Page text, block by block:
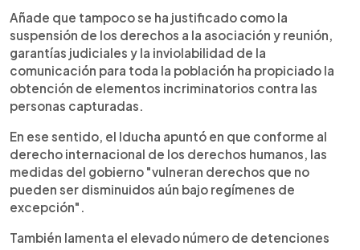
Añade que tampoco se ha justificado como la
suspensión de los derechos a la asociación y reunión,
garantías judiciales y la inviolabilidad de la
comunicación para toda la población ha propiciado la
obtención de elementos incriminatorios contra las
personas capturadas.
En ese sentido, el Iducha apuntó en que conforme al
derecho internacional de los derechos humanos, las
medidas del gobierno "vulneran derechos que no
pueden ser disminuidos aún bajo regímenes de
excepción".
También lamenta el elevado número de detenciones